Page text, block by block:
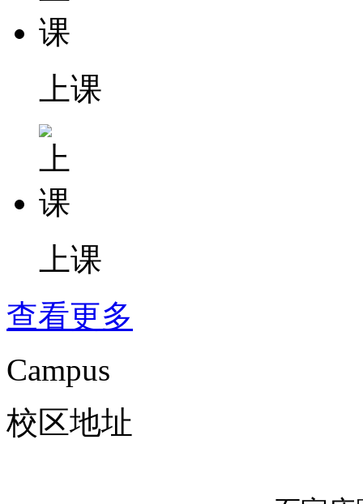
上课
上课
查看更多
Campus
校区地址